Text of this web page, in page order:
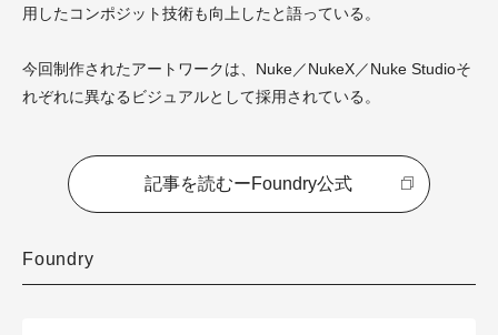
用したコンポジット技術も向上したと語っている。
今回制作されたアートワークは、Nuke／NukeX／Nuke Studioそ
れぞれに異なるビジュアルとして採用されている。
記事を読むーFoundry公式
Foundry